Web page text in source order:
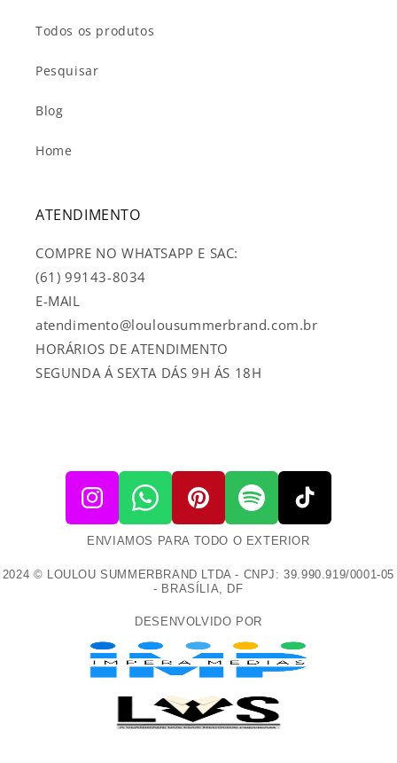
Todos os produtos
Pesquisar
Blog
Home
ATENDIMENTO
COMPRE NO WHATSAPP E SAC:
(61) 99143-8034
E-MAIL
atendimento@loulousummerbrand.com.br
HORÁRIOS DE ATENDIMENTO
SEGUNDA Á SEXTA DÁS 9H ÁS 18H
ENVIAMOS PARA TODO O EXTERIOR
2024 © LOULOU SUMMERBRAND LTDA - CNPJ: 39.990.919/0001-05
- BRASÍLIA, DF
DESENVOLVIDO POR